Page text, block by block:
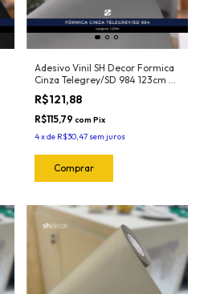
Adesivo Vinil SH Decor Formica
Cinza Telegrey/SD 984 123cm x
1mt
R$121,88
R$115,79 com Pix
4xde R$30,47 sem juros